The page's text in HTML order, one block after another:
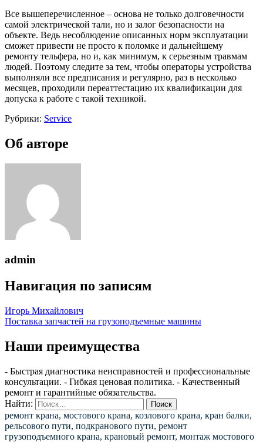
Все вышеперечисленное – основа не только долговечности
самой электрической тали, но и залог безопасности на
объекте. Ведь несоблюдение описанных норм эксплуатации
сможет привести не просто к поломке и дальнейшему
ремонту тельфера, но и, как минимум, к серьезным травмам
людей. Поэтому следите за тем, чтобы операторы устройства
выполняли все предписания и регулярно, раз в несколько
месяцев, проходили переаттестацию их квалификации для
допуска к работе с такой техникой.
Рубрики: Service
Об авторе
admin
Навигация по записям
Игорь Михайлович
Поставка запчастей на грузоподъемные машины
Наши преимущества
- Быстрая диагностика неисправностей и профессиональные
консультации. - Гибкая ценовая политика. - Качественный
ремонт и гарантийные обязательства.
Найти:
ремонт крана, мостового крана, козлового крана, кран балки,
рельсового пути, подкранового пути, ремонт
грузоподъемного крана, крановый ремонт, монтаж мостового